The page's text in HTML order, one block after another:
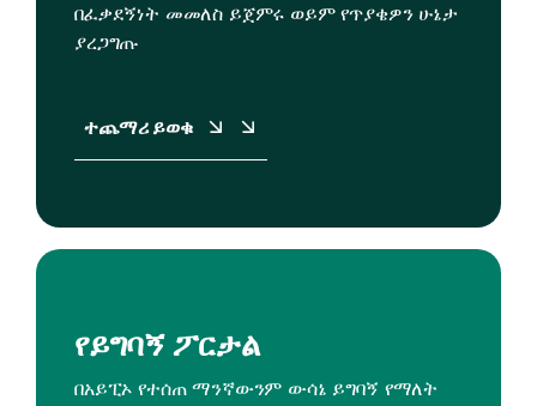
በፈቃደኝነት መመለስ ይጀምሩ ወይም የጥያቄዎን ሁኔታ
ያረጋግጡ
ተጨማሪ ይወቁ
የይግባኝ ፖርታል
በአይፒኦ የተሰጠ ማንኛውንም ውሳኔ ይግባኝ የማለት